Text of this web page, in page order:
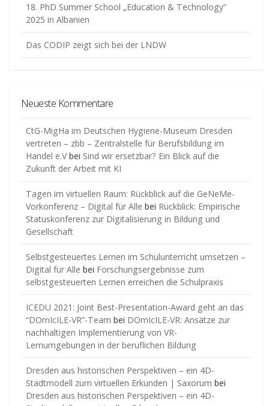
18. PhD Summer School „Education & Technology“
2025 in Albanien
Das CODIP zeigt sich bei der LNDW
Neueste Kommentare
CtG-MigHa im Deutschen Hygiene-Museum Dresden
vertreten – zbb – Zentralstelle für Berufsbildung im
Handel e.Vbei Sind wir ersetzbar? Ein Blick auf die
Zukunft der Arbeit mit KI
Tagen im virtuellen Raum: Rückblick auf die GeNeMe-
Vorkonferenz – Digital für Alle bei Rückblick: Empirische
Statuskonferenz zur Digitalisierung in Bildung und
Gesellschaft
Selbstgesteuertes Lernen im Schulunterricht umsetzen –
Digital für Alle bei Forschungsergebnisse zum
selbstgesteuerten Lernen erreichen die Schulpraxis
ICEDU 2021: Joint Best-Presentation-Award geht an das
“DOmIcILE-VR”-Team bei DOmIcILE-VR: Ansätze zur
nachhaltigen Implementierung von VR-
Lernumgebungen in der beruflichen Bildung
Dresden aus historischen Perspektiven – ein 4D-
Stadtmodell zum virtuellen Erkunden | Saxorum bei
Dresden aus historischen Perspektiven – ein 4D-